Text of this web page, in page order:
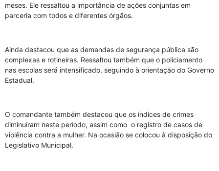
meses. Ele ressaltou a importância de ações conjuntas em
parceria com todos e diferentes órgãos.
Ainda destacou que as demandas de segurança pública são
complexas e rotineiras. Ressaltou também que o policiamento
nas escolas será intensificado, seguindo à orientação do Governo
Estadual.
O comandante também destacou que os índices de crimes
diminuíram neste período, assim como o registro de casos de
violência contra a mulher. Na ocasião se colocou à disposição do
Legislativo Municipal.